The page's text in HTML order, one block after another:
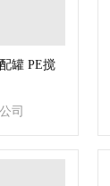
罐 PE搅
司